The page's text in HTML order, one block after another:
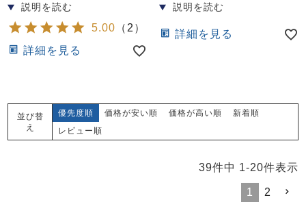
5.00 （ 2 ）
詳細を見る
詳細を見る
並び替
え
優先度順 価格が安い順 価格が高い順
新着順
レビュー順
39件中 1-20件表示
1 2